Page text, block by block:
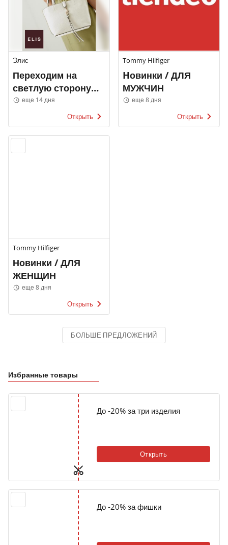
Элис
Переходим на
светлую сторону
Элис
еще 14 дня
Открыть
Tommy Hilfiger
Hовинки / ДЛЯ
МУЖЧИН
еще 8 дня
Открыть
Tommy Hilfiger
Новинки / ДЛЯ
ЖЕНЩИН
еще 8 дня
Открыть
БОЛЬШЕ ПРЕДЛОЖЕНИЙ
Избранные товары
До -20% за три изделия
Открыть
До -20% за фишки